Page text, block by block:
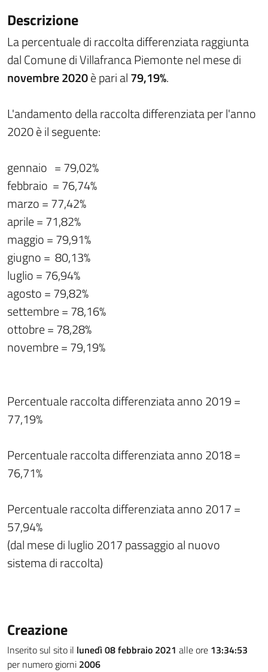
Descrizione
La percentuale di raccolta differenziata raggiunta
dal Comune di Villafranca Piemonte nel mese di
novembre 2020è pari al79,19%.
L'andamento della raccolta differenziata per l'anno
2020 è il seguente:
gennaio = 79,02%
febbraio = 76,74%
marzo = 77,42%
aprile = 71,82%
maggio = 79,91%
giugno = 80,13%
luglio = 76,94%
agosto = 79,82%
settembre = 78,16%
ottobre = 78,28%
novembre = 79,19%
Percentuale raccolta differenziata anno 2019 =
77,19%
Percentuale raccolta differenziata anno 2018 =
76,71%
Percentuale raccolta differenziata anno 2017 =
57,94%
(dal mese di luglio 2017 passaggio al nuovo
sistema di raccolta)
Creazione
Inserito sul sito il lunedì 08 febbraio 2021 alle ore 13:34:53
per numero giorni 2006